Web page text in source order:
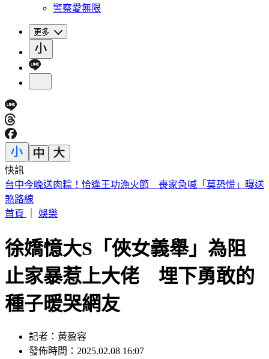
警察愛無限
更多
快訊
獨／酒駕、三寶超車都來！我外交官狂飆156公里 遭日內瓦
警關切
首頁
娛樂
徐嬌憶大S「俠女義舉」為阻
止家暴惹上大佬 埋下勇敢的
種子暖哭網友
記者：黃盈容
發佈時間：2025.02.08 16:07